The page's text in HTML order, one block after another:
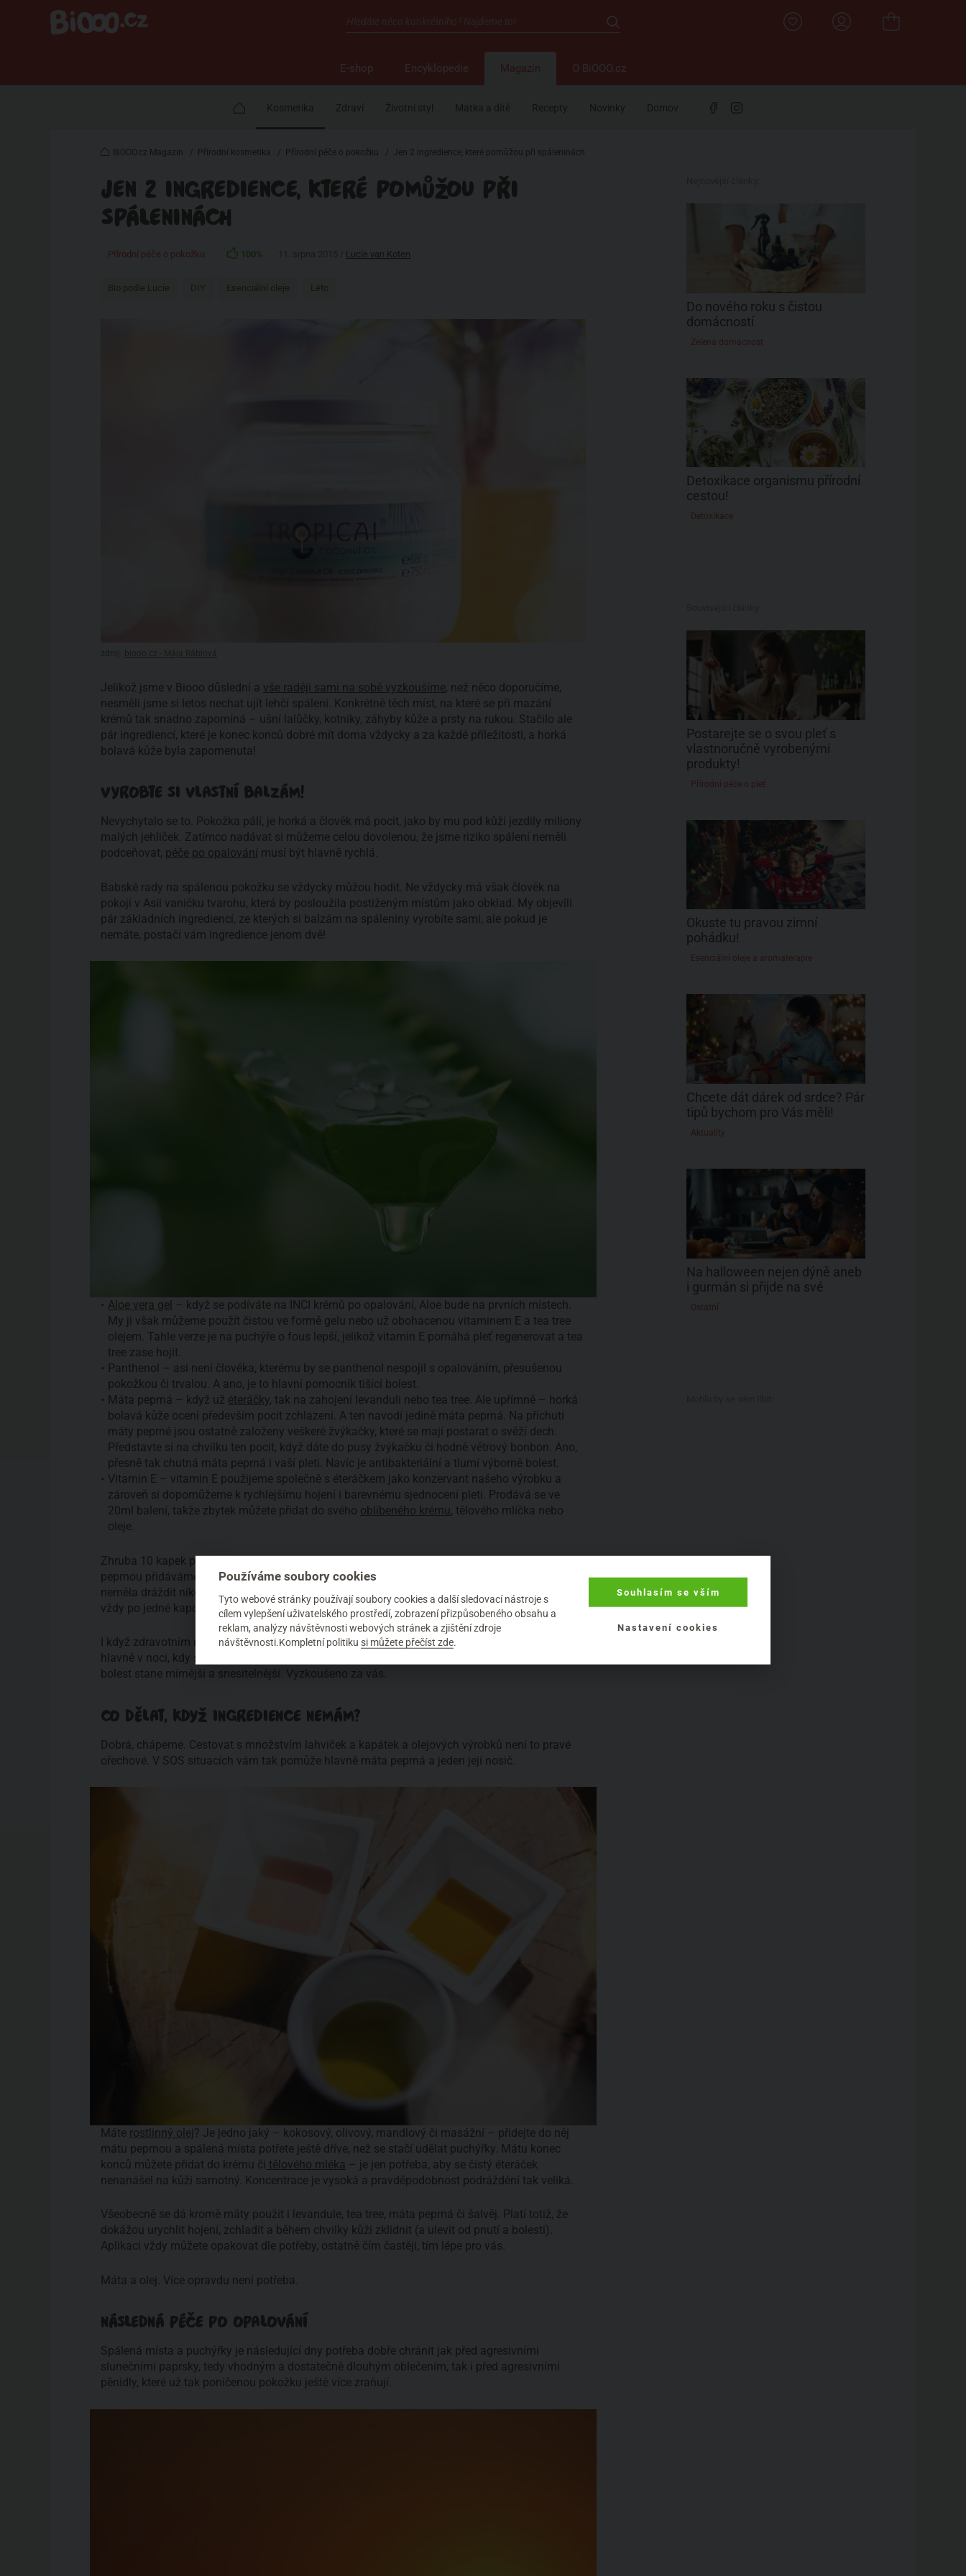
E-shop Encyklopedie Magazín O BiOOO.cz
Kosmetika Zdraví Životní styl Matka a dítě Recepty Novinky Domov
BiOOO.cz Magazin / Přírodní kosmetika / Přírodní péče o pokožku / Jen 2 ingredience, které pomůžou při spáleninách
JEN 2 INGREDIENCE, KTERÉ POMŮŽOU PŘI
SPÁLENINÁCH
Přírodní péče o pokožku 100% Lucie van Koten
Bio podle Lucie DIY Esenciální oleje Léto
Jelikož jsme v Biooo důslední a vše raději sami na sobě vyzkoušíme, než něco doporučíme,
nesměli jsme si letos nechat ujít lehčí spálení. Konkrétně těch míst, na které se při mazání
krémů tak snadno zapomíná – ušní lalůčky, kotníky, záhyby kůže a prsty na rukou. Stačilo ale
pár ingrediencí, které je konec konců dobré mít doma vždycky a za každé příležitosti, a horká
bolavá kůže byla zapomenuta!
VYROBTE SI VLASTNÍ BALZÁM!
Nevychytalo se to. Pokožka pálí, je horká a člověk má pocit, jako by mu pod kůží jezdily miliony
malých jehliček. Zatímco nadávat si můžeme celou dovolenou, že jsme riziko spálení neměli
podceňovat, péče po opalování musí být hlavně rychlá.
Babské rady na spálenou pokožku se vždycky můžou hodit. Ne vždycky má však člověk na
pokoji v Asii vaničku tvarohu, která by posloužila postiženým místům jako obklad. My objevili
pár základních ingrediencí, ze kterých si balzám na spáleniny vyrobíte sami, ale pokud je
nemáte, postačí vám ingredience jenom dvě!
Aloe vera gel – když se podíváte na INCI krémů po opalování, Aloe bude na prvních místech.
My ji však můžeme použít čistou ve formě gelu nebo už obohacenou vitaminem E a tea tree
olejem. Tahle verze je na puchýře o fous lepší, jelikož vitamin E pomáhá pleť regenerovat a tea
tree zase hojit.
Panthenol – asi není člověka, kterému by se panthenol nespojil s opalováním, přesušenou
pokožkou či trvalou. A ano, je to hlavní pomocník tišící bolest.
Máta peprná – když už éteráčky, tak na zahojení levanduli nebo tea tree. Ale upřímně – horká
bolavá kůže ocení především pocit zchlazení. A ten navodí jedině máta peprná. Na příchuti
máty peprné jsou ostatně založeny veškeré žvýkačky, které se mají postarat o svěží dech.
Představte si na chvilku ten pocit, když dáte do pusy žvýkačku či hodně větrový bonbon. Ano,
přesně tak chutná máta peprná i vaší pleti. Navíc je antibakteriální a tlumí výborně bolest.
Vitamin E – vitamin E použijeme společně s éteráčkem jako konzervant našeho výrobku a
zároveň si dopomůžeme k rychlejšímu hojení i barevnému sjednocení pleti. Prodává se ve
20ml balení, takže zbytek můžete přidat do svého oblíbeného krému, tělového mlíčka nebo
oleje.
Zhruba 10 kapek panthenolu a vitaminu E si rozmícháme ve 100ml Aloe vera gelu, mátu
peprnou přidáváme podle potřeby. Na 100ml se doporučuje 7-10 kapiček, což je míra, která by
neměla dráždit nikoho. Pakliže si spálená pleť žádá většího zchlazení, přidávejte už jen opatrně
vždy po jedné kapce.
I když zdravotním rizikům ze spálení již nepřejdeme, pleť ucítí okamžitou úlevu, která pomůže
hlavně v noci, kdy spálená místa při převracení z boku na bok bolí nejvíce. Druhý den už se
bolest stane mírnější a snesitelnější. Vyzkoušeno za vás.
CO DĚLAT, KDYŽ INGREDIENCE NEMÁM?
Dobrá, chápeme. Cestovat s množstvím lahviček a kapátek a olejových výrobků není to pravé
ořechové. V SOS situacích vám tak pomůže hlavně máta peprná a jeden její nosič.
Máte rostlinný olej? Je jedno jaký – kokosový, olivový, mandlový či masážní – přidejte do něj
mátu peprnou a spálená místa potřete ještě dříve, než se stačí udělat puchýřky. Mátu konec
konců můžete přidat do krému či tělového mléka – je jen potřeba, aby se čistý éteráček
nenanášel na kůži samotný. Koncentrace je vysoká a pravděpodobnost podráždění tak veliká.
Všeobecně se dá kromě máty použít i levandule, tea tree, máta peprná či šalvěj. Platí totiž, že
dokážou urychlit hojení, zchladit a během chvilky kůži zklidnit (a ulevit od pnutí a bolesti).
Aplikaci vždy můžete opakovat dle potřeby, ostatně čím častěji, tím lépe pro vás.
Máta a olej. Více opravdu není potřeba.
NÁSLEDNÁ PÉČE PO OPALOVÁNÍ
Spálená místa a puchýřky je následující dny potřeba dobře chránit jak před agresivními
slunečními paprsky, tedy vhodným a dostatečně dlouhým oblečením, tak i před agresivními
pěnidly, které už tak poničenou pokožku ještě více zraňují.
Do nového roku s čistou
domácností
Zelená domácnost
Detoxikace organismu přírodní
cestou!
Detoxikace
Postarejte se o svou pleť s
vlastnoručně vyrobenými
produkty!
Přírodní péče o pleť
Okuste tu pravou zimní
pohádku!
Esenciální oleje a aromaterapie
Chcete dát dárek od srdce? Pár
tipů bychom pro Vás měli!
Aktuality
Na halloween nejen dýně aneb
i gurmán si přijde na své
Ostatní
Používáme soubory cookies
Tyto webové stránky používají soubory cookies a další sledovací nástroje s
cílem vylepšení uživatelského prostředí, zobrazení přizpůsobeného obsahu a
reklam, analýzy návštěvnosti webových stránek a zjištění zdroje
návštěvnosti.Kompletní politiku si můžete přečíst zde.
Souhlasím se vším
Nastavení cookies